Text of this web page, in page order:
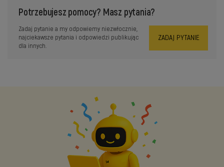
Potrzebujesz pomocy? Masz pytania?
Zadaj pytanie a my odpowiemy niezwłocznie,
najciekawsze pytania i odpowiedzi publikując
dla innych.
ZADAJ PYTANIE